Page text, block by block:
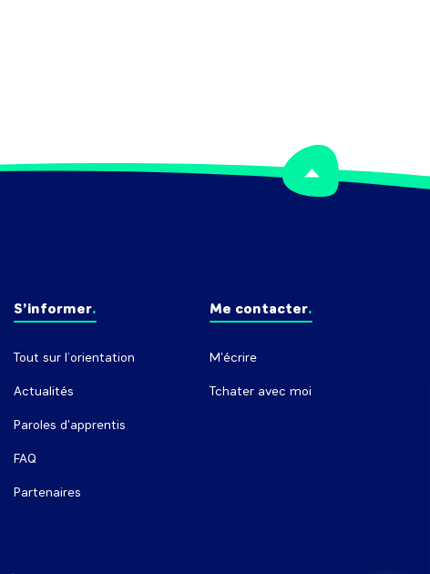
S’informer
Tout sur l’orientation
Actualités
Paroles d'apprentis
FAQ
Partenaires
Me contacter
M'écrire
Tchater avec moi